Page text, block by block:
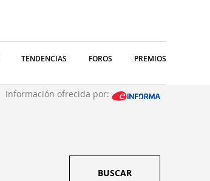
TENDENCIAS FOROS PREMIOS
Información ofrecida por:
BUSCAR